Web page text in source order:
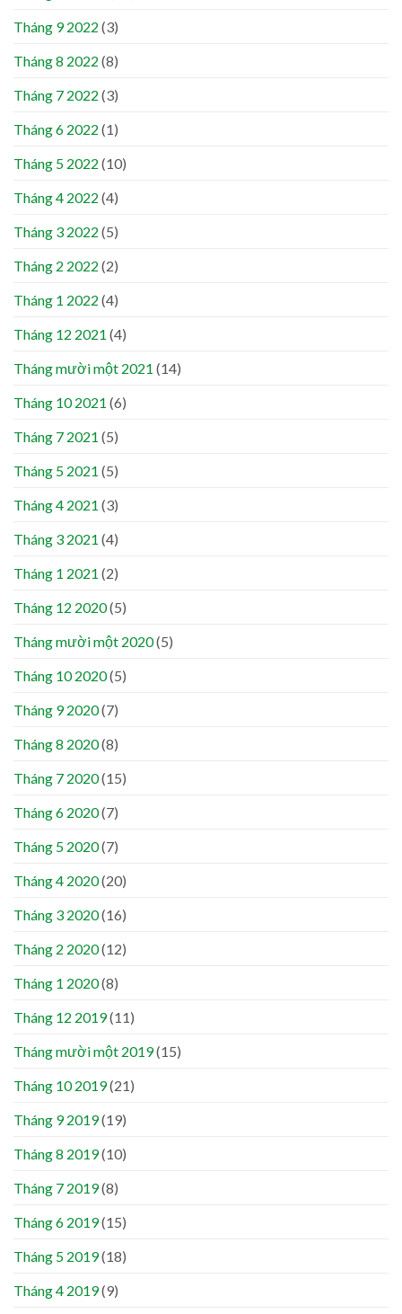
Tháng 9 2022 (3)
Tháng 8 2022 (8)
Tháng 7 2022 (3)
Tháng 6 2022 (1)
Tháng 5 2022 (10)
Tháng 4 2022 (4)
Tháng 3 2022 (5)
Tháng 2 2022 (2)
Tháng 1 2022 (4)
Tháng 12 2021 (4)
Tháng mười một 2021 (14)
Tháng 10 2021 (6)
Tháng 7 2021 (5)
Tháng 5 2021 (5)
Tháng 4 2021 (3)
Tháng 3 2021 (4)
Tháng 1 2021 (2)
Tháng 12 2020(5)
Tháng mười một 2020(5)
Tháng 10 2020(5)
Tháng 9 2020(7)
Tháng 8 2020(8)
Tháng 7 2020(15)
Tháng 6 2020(7)
Tháng 5 2020(7)
Tháng 4 2020(20)
Tháng 3 2020(16)
Tháng 2 2020(12)
Tháng 1 2020(8)
Tháng 12 2019(11)
Tháng mười một 2019(15)
Tháng 10 2019(21)
Tháng 9 2019(19)
Tháng 8 2019(10)
Tháng 7 2019(8)
Tháng 6 2019(15)
Tháng 5 2019(18)
Tháng 4 2019(9)